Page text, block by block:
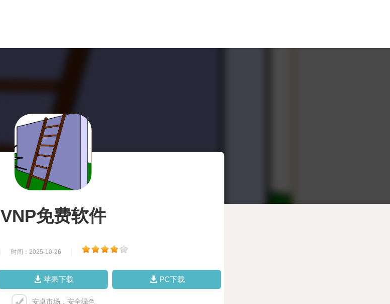
VNP免费软件
时间：2025-10-26
苹果下载 PC下载
安卓市场，安全绿色